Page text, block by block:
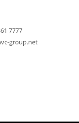
7777
group.net